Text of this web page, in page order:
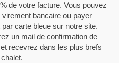
de votre facture. Vous pouvez
virement bancaire ou payer
carte bleue sur notre site.
un mail de confirmation de
recevrez dans les plus brefs